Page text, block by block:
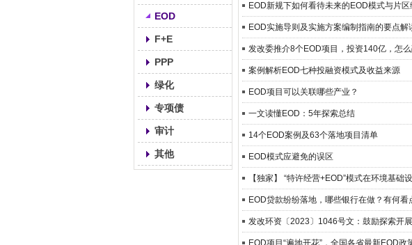
EOD
F+E
PPP
绿化
专项债
审计
其他
EOD新规下如何看待未来的EOD模式与片
EOD实施导则及实施方案编制指南的要点解
发改委推介8个EOD项目，投资140亿，怎
案例解析EOD七种投融资模式及收益来源
EOD项目可以关联哪些产业？
一文读懂EOD：5年探索总结
14个EOD案例及63个落地项目清单
EOD模式应避免的误区
【独家】 “特许经营+EOD”模式在环境基础
EOD贷款纷纷落地，哪些银行在做？有何看
发改环资〔2023〕1046号文：鼓励探索开
EOD项目“遍地开花”，全国各省最新EOD政